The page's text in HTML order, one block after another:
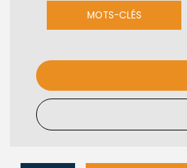
MOTS-CLÉS